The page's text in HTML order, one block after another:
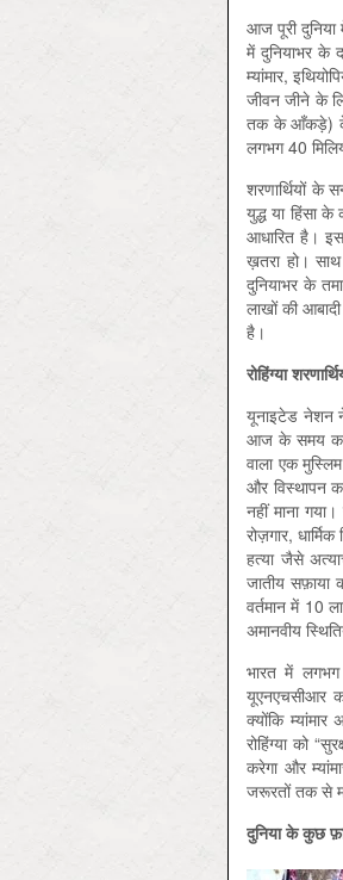
आज पूरी दुनिया
में दुनियाभर के
म्यांमार,
जीवन जीने के
तक के आँकड़े) के
लगभग 40
शरणार्थियों के
युद्ध या हिंसा
आधारित है।
ख़तरा हो।
दुनियाभर के
लाखों की
है।
रोहिंग्या
यूनाइटेड नेशन ने
आज के समय का
वाला एक
और विस्थापन
नहीं माना
रोज़गार,
हत्या जैसे
जातीय सफ़ाया
वर्तमान में 10
अमानवीय
भारत में लगभग
यूएनएचसीआर
क्योंकि
रोहिंग्या को
करेगा और
जरूरतों तक से
दुनिया के कुछ